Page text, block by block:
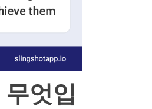
엇입